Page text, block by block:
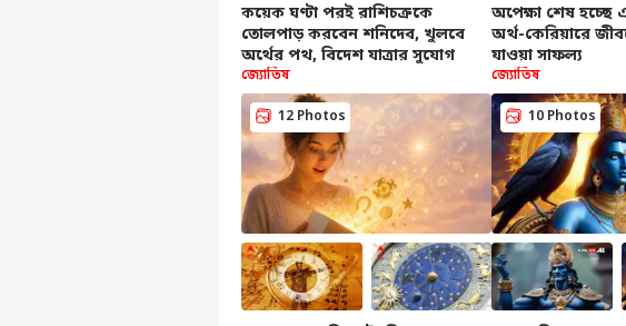
কয়েক ঘণ্টা পরই রাশিচক্রকে
তোলপাড় করবেন শনিদেব, খুলবে
অর্থের পথ, বিদেশ যাত্রার সুযোগ
অপেক্ষা শেষ হচ্ছে
অর্থ-কেরিয়ারে
যাওয়া সাফল্য
জ্যোতিষ
12 Photos
জ্যোতিষ
10 Photos